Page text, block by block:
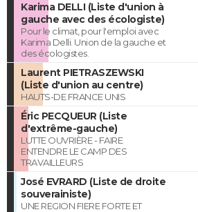
Karima DELLI (Liste d'union à
gauche avec des écologiste)
Pour le climat, pour l'emploi avec
Karima Delli. Union de la gauche et
des écologistes.
Laurent PIETRASZEWSKI
(Liste d'union au centre)
HAUTS-DE FRANCE UNIS
Éric PECQUEUR (Liste
d'extrême-gauche)
LUTTE OUVRIÈRE - FAIRE
ENTENDRE LE CAMP DES
TRAVAILLEURS
José EVRARD (Liste de droite
souverainiste)
UNE REGION FIERE FORTE ET